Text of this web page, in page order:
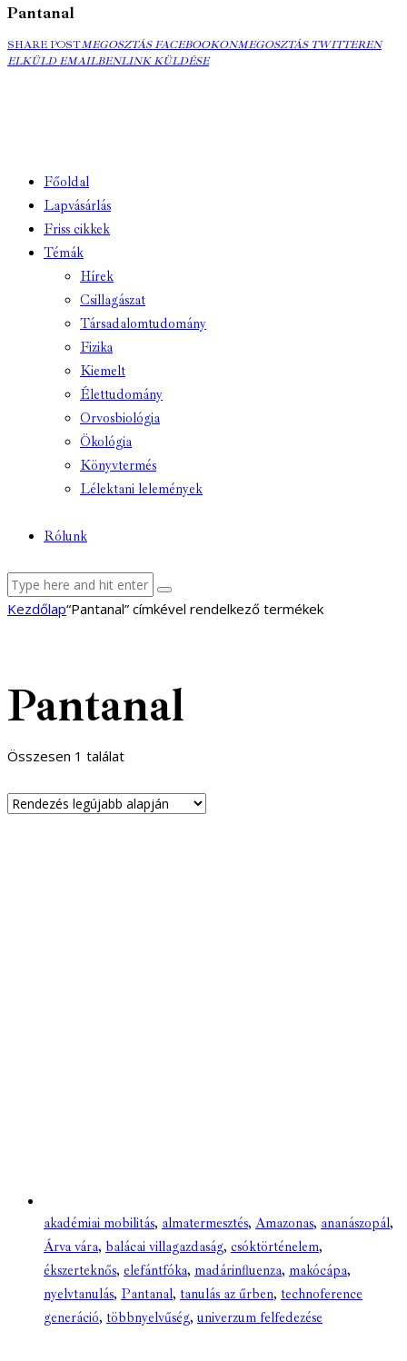
Pantanal
SHARE POSTMEGOSZTÁS
FACEBOOKON
MEGOSZTÁS FACEBOOKONMEGOSZTÁS
MEGOSZTÁS TWITTEREN
ELKÜLD EMAILBENCOPY
LINK KÜLDÉSE
Főoldal
Lapvásárlás
Friss cikkek
Témák
Hírek
Csillagászat
Társadalomtudomány
Fizika
Kiemelt
Élettudomány
Orvosbiológia
Ökológia
Könyvtermés
Lélektani lelemények
Rólunk
facebook-
youtube-
email
Kezdőlap“Pantanal” címkével rendelkező termékek
Pantanal
Összesen 1 találat
akadémiai mobilitás, almatermesztés, Amazonas, ananászopál,
Árva vára, balácai villagazdaság, csóktörténelem,
ékszerteknős, elefántfóka, madárinfluenza, makócápa,
nyelvtanulás, Pantanal, tanulás az űrben, technoference
generáció, többnyelvűség, univerzum felfedezése